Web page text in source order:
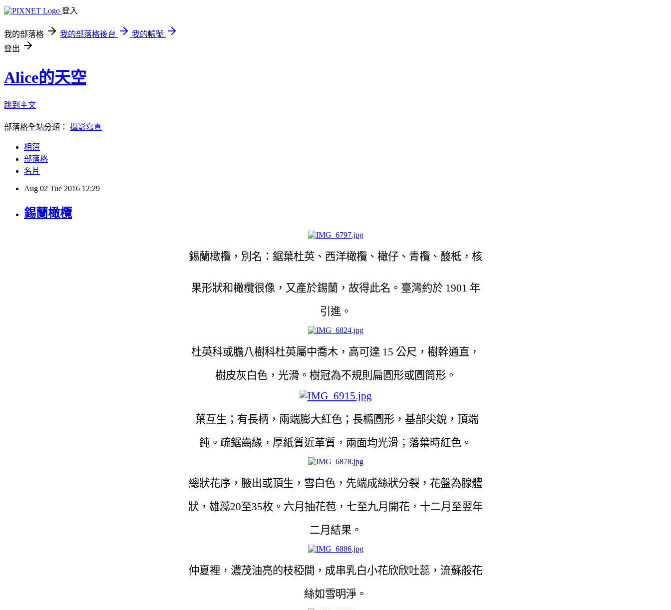
登入
我的部落格 我的部落格後台
我的帳號
登出
Alice的天空
跳到主文
部落格全站分類： 攝影寫真
相簿
部落格
名片
Aug 02 Tue 2016 12:29
錫蘭橄欖
錫蘭橄欖，別名：鋸葉杜英、西洋橄欖、橄仔、青欖、酸柢，核
果形狀和橄欖很像，又產於錫蘭，故得此名。臺灣約於 1901 年
引進。
杜英科或膽八樹科杜英屬中喬木，高可達 15 公尺，樹幹通直，
樹皮灰白色，光滑。樹冠為不規則扁圓形或圓筒形。
葉互生；有長柄，兩端膨大紅色；長橢圓形，基部尖銳，頂端
鈍。疏鋸齒緣，厚紙質近革質，兩面均光滑；落葉時紅色。
總狀花序，腋出或頂生，雪白色，先端成絲狀分裂，花盤為腺體
狀，雄蕊20至35枚。六月抽花苞，七至九月開花，十二月至翌年
二月結果。
仲夏裡，濃茂油亮的枝椏間，成串乳白小花欣欣吐蕊，流蘇般花
絲如雪明淨。